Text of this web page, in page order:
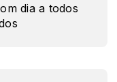
dia a todos